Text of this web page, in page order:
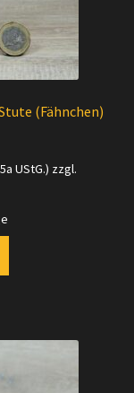
(Fähnchen)
UStG.) zzgl.